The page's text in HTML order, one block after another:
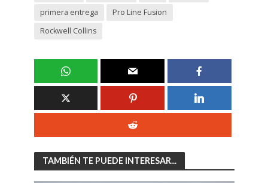
primera entrega
Pro Line Fusion
Rockwell Collins
TAMBIÉN TE PUEDE INTERESAR...